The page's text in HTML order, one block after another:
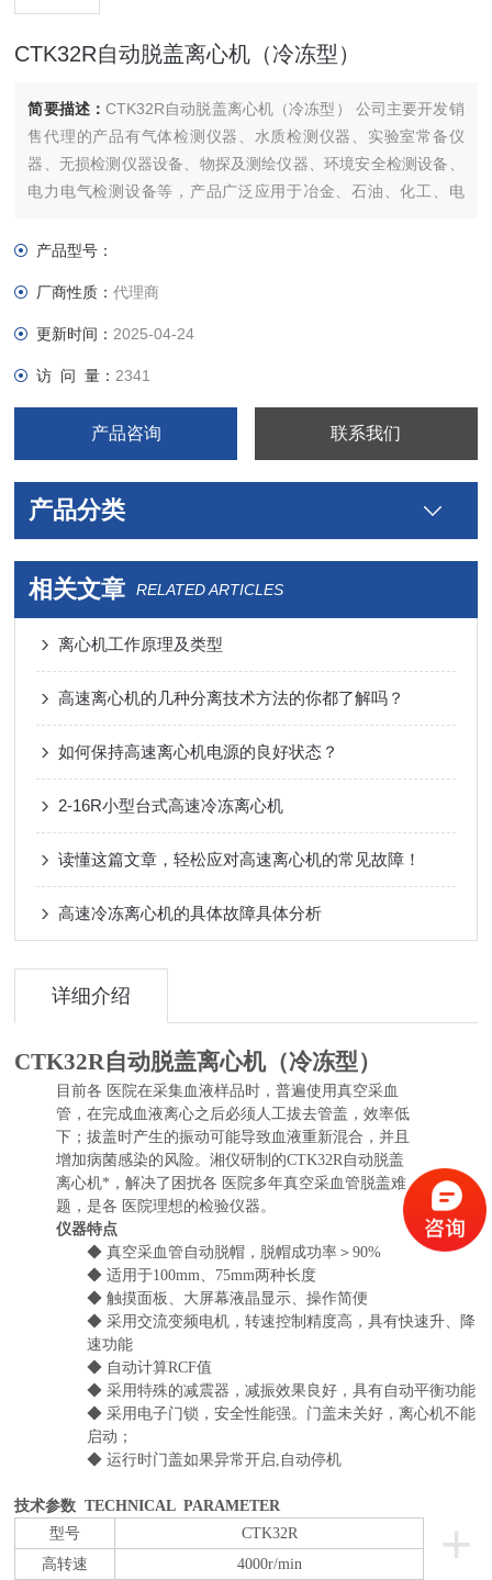
CTK32R自动脱盖离心机（冷冻型）
简要描述：CTK32R自动脱盖离心机（冷冻型） 公司主要开发销
售代理的产品有气体检测仪器、水质检测仪器、实验室常备仪
器、无损检测仪器设备、物探及测绘仪器、环境安全检测设备、
电力电气检测设备等，产品广泛应用于冶金、石油、化工、电
产品型号：
厂商性质：代理商
更新时间： 2025-04-24
访 问 量： 2341
产品咨询 联系我们
产品分类
相关文章 RELATED ARTICLES
离心机工作原理及类型
高速离心机的几种分离技术方法的你都了解吗？
如何保持高速离心机电源的良好状态？
2-16R小型台式高速冷冻离心机
读懂这篇文章，轻松应对高速离心机的常见故障！
高速冷冻离心机的具体故障具体分析
详细介绍
CTK32R自动脱盖离心机（冷冻型）
目前各 医院在采集血液样品时，普遍使用真空采血
管，在完成血液离心之后必须人工拔去管盖，效率低
下；拔盖时产生的振动可能导致血液重新混合，并且
增加病菌感染的风险。湘仪研制的CTK32R自动脱盖
离心机*，解决了困扰各 医院多年真空采血管脱盖难
题，是各 医院理想的检验仪器。
仪器特点
◆真空采血管自动脱帽，脱帽成功率＞90%
◆适用于100mm、75mm两种长度
◆触摸面板、大屏幕液晶显示、操作简便
◆采用交流变频电机，转速控制精度高，具有快速升、降
速功能
◆ 自动计算RCF值
◆采用特殊的减震器，减振效果良好，具有自动平衡功能
◆采用电子门锁，安全性能强。门盖未关好，离心机不能
启动；
◆运行时门盖如果异常开启,自动停机
技术参数 TECHNICAL PARAMETER
+
型号
CTK32R
高转速
4000r/min